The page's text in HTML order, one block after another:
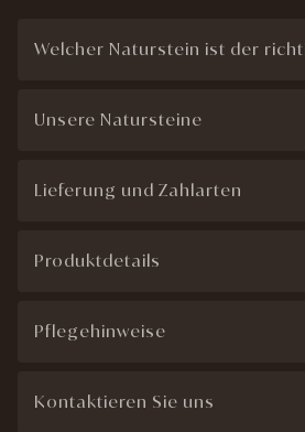
Welcher Naturstein ist der
Unsere Natursteine
Lieferung und Zahlarten
Produktdetails
Pflegehinweise
Kontaktieren Sie uns